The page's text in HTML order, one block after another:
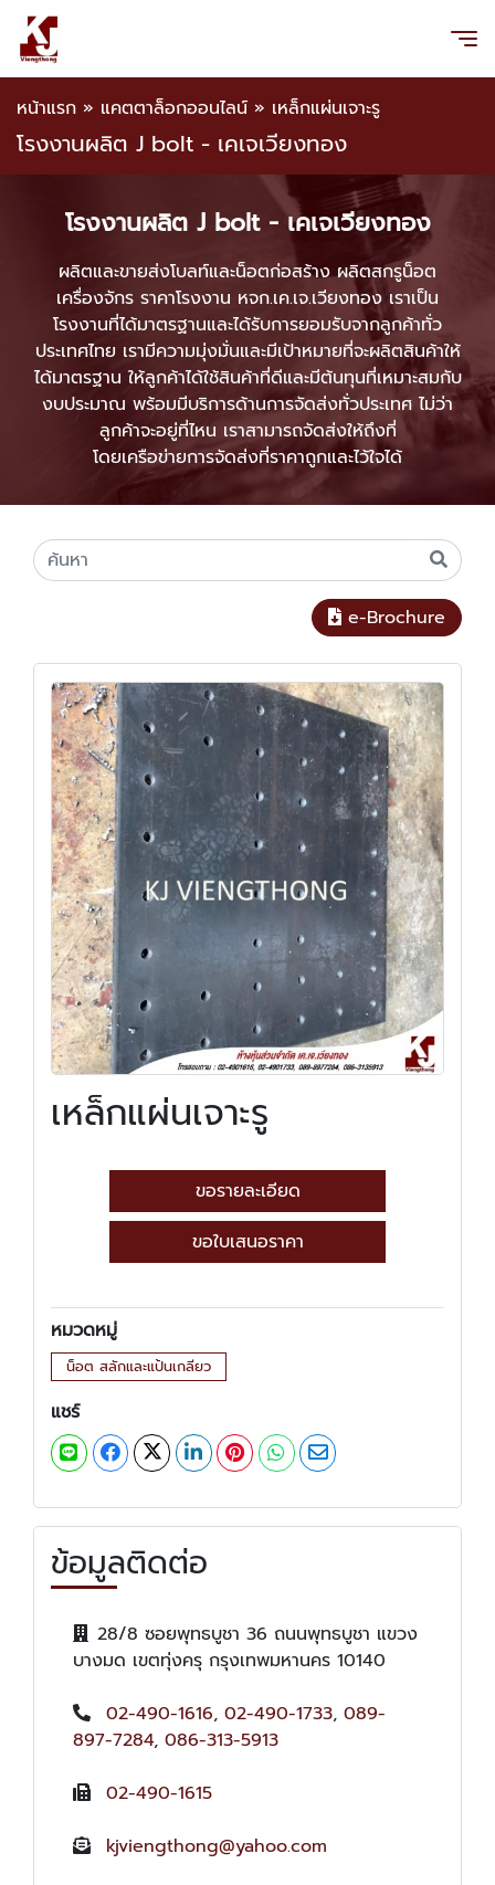
หน้าแรก » แคตตาล็อกออนไลน์ » เหล็กแผ่นเจาะรู
โรงงานผลิต J bolt - เคเจเวียงทอง
โรงงานผลิต J bolt - เคเจเวียงทอง
ผลิตและขายส่งโบลท์และน็อตก่อสร้าง ผลิตสกรูน็อต
เครื่องจักร ราคาโรงงาน หจก.เค.เจ.เวียงทอง เราเป็น
โรงงานที่ได้มาตรฐานและได้รับการยอมรับจากลูกค้าทั่ว
ประเทศไทย เรามีความมุ่งมั่นและมีเป้าหมายที่จะผลิตสินค้าให้
ได้มาตรฐาน ให้ลูกค้าได้ใช้สินค้าที่ดีและมีต้นทุนที่เหมาะสมกับ
งบประมาณ พร้อมมีบริการด้านการจัดส่งทั่วประเทศ ไม่ว่า
ลูกค้าจะอยู่ที่ไหน เราสามารถจัดส่งให้ถึงที่
โดยเครือข่ายการจัดส่งที่ราคาถูกและไว้ใจได้
e-Brochure
เหล็กแผ่นเจาะรู
ขอรายละเอียด
ขอใบเสนอราคา
หมวดหมู่
น็อต สลักและแป้นเกลียว
แชร์
ข้อมูลติดต่อ
28/8 ซอยพุทธบูชา 36 ถนนพุทธบูชา แขวง
บางมด เขตทุ่งครุ กรุงเทพมหานคร 10140
02-490-1616, 02-490-1733, 089-
897-7284, 086-313-5913
02-490-1615
kjviengthong@yahoo.com